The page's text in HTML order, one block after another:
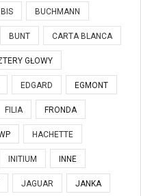
BIS BUCHMANN
BUNT CARTA BLANCA
GŁOWY
EDGARD EGMONT
FILIA FRONDA
HACHETTE
INITIUM INNE
JAGUAR JANKA